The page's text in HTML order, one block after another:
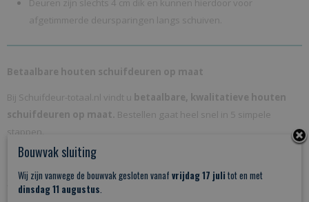
Deuren zijn slechts 4 cm dik en kunnen hierdoor voor
afgetimmerde deursparingen langs schuiven.
Betaalbare houten schuifdeuren op maat
Bij Schuifdeur-totaal.nl vindt u betaalbare, kwalitatieve houten
schuifdeuren op maat. Bestellen gaat heel snel in 5 simpele
stappen.
1: Kies uw model schuifdeur
2: Kies de breedte van uw deur
Bouwvak sluiting
Wij zijn vanwege de bouwvak gesloten vanaf vrijdag 17 juli tot en met
dinsdag 11 augustus.